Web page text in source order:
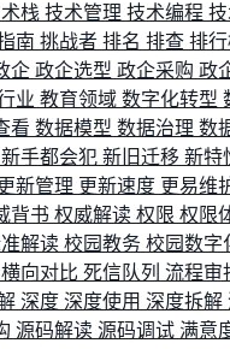
栈 技术管理 技术编程
南 挑战者 排名 排查 排
企 政企选型 政企采购 政
业 教育领域 数字化转型
看 数据模型 数据治理 数
新手都会犯 新旧迁移 新特
更新管理 更新速度 更易维
背书 权威解读 权限 权限
解读 校园教务 校园数字
横向对比 死信队列 流程审
深度 深度使用 深度拆解
源码解读 源码调试 满意